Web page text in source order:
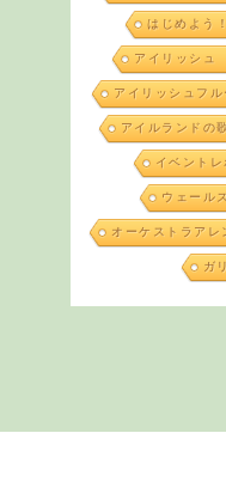
はじめよう
アイリッシュ
アイリッシュフル
アイルランドの
イベントレ
ウェール
オーケストラアレ
ガ